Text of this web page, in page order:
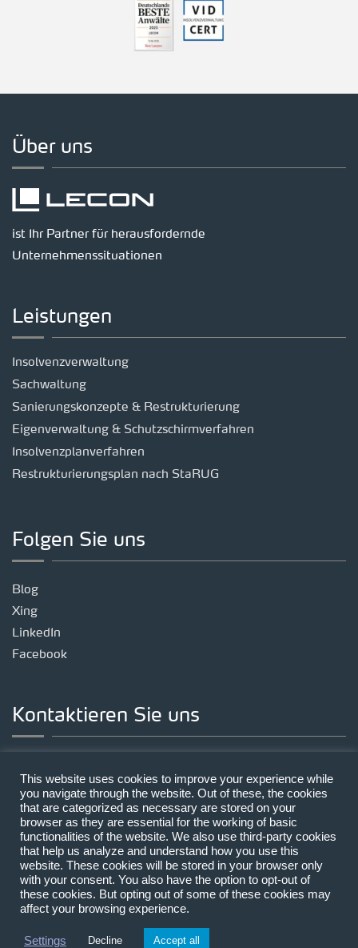
Über uns
ist Ihr Partner für herausfordernde
Unternehmenssituationen
Leistungen
Insolvenzverwaltung
Sachwaltung
Sanierungskonzepte & Restrukturierung
Eigenverwaltung & Schutzschirmverfahren
Insolvenzplanverfahren
Restrukturierungsplan nach StaRUG
Folgen Sie uns
Blog
Xing
LinkedIn
Facebook
Kontaktieren Sie uns
Landsberger Straße 191, 80687 München
Telefon:
+49 89 | 212314-0
E-Mail:
mail@lecon.eu
Copyright © 2026 LECON
Kontakt
This website uses cookies to improve your experience while
you navigate through the website. Out of these, the cookies
that are categorized as necessary are stored on your
browser as they are essential for the working of basic
functionalities of the website. We also use third-party cookies
that help us analyze and understand how you use this
website. These cookies will be stored in your browser only
with your consent. You also have the option to opt-out of
these cookies. But opting out of some of these cookies may
affect your browsing experience.
Settings Decline Accept all